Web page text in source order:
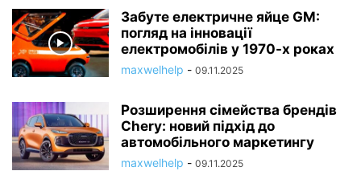
Забуте електричне яйце GM:
погляд на інновації
електромобілів у 1970-х роках
maxwelhelp - 09.11.2025
Розширення сімейства брендів
Chery: новий підхід до
автомобільного маркетингу
maxwelhelp - 09.11.2025